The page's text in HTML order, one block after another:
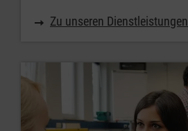
Zu unseren Dienstleistungen